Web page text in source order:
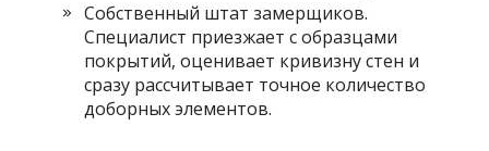
Собственный штат замерщиков.
Специалист приезжает с образцами
покрытий, оценивает кривизну стен и
сразу рассчитывает точное количество
доборных элементов.